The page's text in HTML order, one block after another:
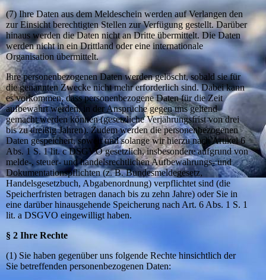
(7) Ihre Daten aus dem Meldeschein werden auf Verlangen den
zur Einsicht berechtigten Stellen zur Verfügung gestellt. Darüber
hinaus werden die Daten nicht an Dritte übermittelt. Die Daten
werden nicht in ein Drittland oder eine internationale
Organisation übermittelt.
Ihre personenbezogenen Daten werden gelöscht, sobald sie für
die genannten Zwecke nicht mehr erforderlich sind. Dabei kann
es vorkommen, dass personenbezogene Daten für die Zeit
aufbewahrt werden, in der Ansprüche gegen uns geltend
gemacht werden können (gesetzliche Verjährungsfrist von drei
bis zu dreißig Jahren). Zudem werden die personenbezogenen
Daten gespeichert, soweit und solange wir hierzu nach Artikel 6
Abs. 1 S. 1 lit. c DSGVO gesetzlich, insbesondere aufgrund von
melde-, steuer- und handelsrechtlichen Aufbewahrungs- und
Dokumentationspflichten (z. B. Bundesmeldegesetz,
Handelsgesetzbuch, Abgabenordnung) verpflichtet sind (die
Speicherfristen betragen danach bis zu zehn Jahre) oder Sie in
eine darüber hinausgehende Speicherung nach Art. 6 Abs. 1 S. 1
lit. a DSGVO eingewilligt haben.
§ 2 Ihre Rechte
(1) Sie haben gegenüber uns folgende Rechte hinsichtlich der
Sie betreffenden personenbezogenen Daten: